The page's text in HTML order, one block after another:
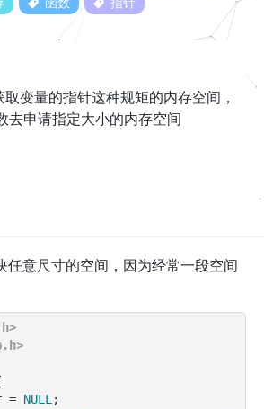
变量的指针这种规矩的内存空间，
去申请指定大小的内存空间
任意尺寸的空间，因为经常一段空间
= NULL;